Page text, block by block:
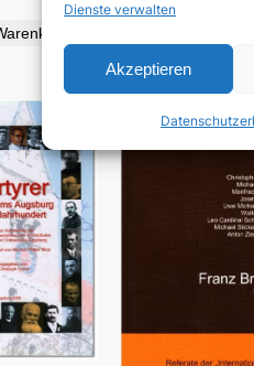
Dienste verwalten
Akzeptieren
In den